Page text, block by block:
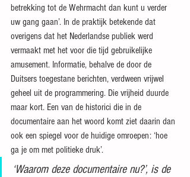
betrekking tot de Wehrmacht dan kunt u verder
uw gang gaan’. In de praktijk betekende dat
overigens dat het Nederlandse publiek werd
vermaakt met het voor die tijd gebruikelijke
amusement. Informatie, behalve de door de
Duitsers toegestane berichten, verdween vrijwel
geheel uit de programmering. Die vrijheid duurde
maar kort. Een van de historici die in de
documentaire aan het woord komt ziet daarin dan
ook een spiegel voor de huidige omroepen: ‘hoe
ga je om met politieke druk’.
‘Waarom deze documentaire nu?’, is de